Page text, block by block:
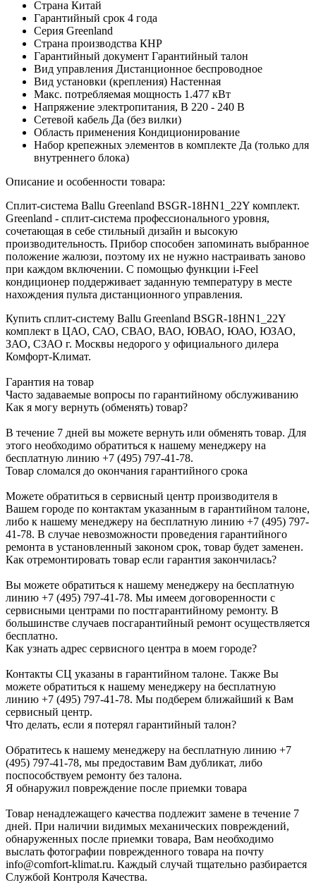
Страна Китай
Гарантийный срок 4 года
Серия Greenland
Страна производства КНР
Гарантийный документ Гарантийный талон
Вид управления Дистанционное беспроводное
Вид установки (крепления) Настенная
Макс. потребляемая мощность 1.477 кВт
Напряжение электропитания, В 220 - 240 В
Сетевой кабель Да (без вилки)
Область применения Кондиционирование
Набор крепежных элементов в комплекте Да (только для
внутреннего блока)
Описание и особенности товара:
Сплит-система Ballu Greenland BSGR-18HN1_22Y комплект.
Greenland - сплит-система профессионального уровня,
сочетающая в себе стильный дизайн и высокую
производительность. Прибор способен запоминать выбранное
положение жалюзи, поэтому их не нужно настраивать заново
при каждом включении. С помощью функции i-Feel
кондиционер поддерживает заданную температуру в месте
нахождения пульта дистанционного управления.
Купить сплит-систему Ballu Greenland BSGR-18HN1_22Y
комплект в ЦАО, САО, СВАО, ВАО, ЮВАО, ЮАО, ЮЗАО,
ЗАО, СЗАО г. Москвы недорого у официального дилера
Комфорт-Климат.
Гарантия на товар
Часто задаваемые вопросы по гарантийному обслуживанию
Как я могу вернуть (обменять) товар?
В течение 7 дней вы можете вернуть или обменять товар. Для
этого необходимо обратиться к нашему менеджеру на
бесплатную линию +7 (495) 797-41-78.
Товар сломался до окончания гарантийного срока
Можете обратиться в сервисный центр производителя в
Вашем городе по контактам указанным в гарантийном талоне,
либо к нашему менеджеру на бесплатную линию +7 (495) 797-
41-78. В случае невозможности проведения гарантийного
ремонта в установленный законом срок, товар будет заменен.
Как отремонтировать товар если гарантия закончилась?
Вы можете обратиться к нашему менеджеру на бесплатную
линию +7 (495) 797-41-78. Мы имеем договоренности с
сервисными центрами по постгарантийному ремонту. В
большинстве случаев посгарантийный ремонт осуществляется
бесплатно.
Как узнать адрес сервисного центра в моем городе?
Контакты СЦ указаны в гарантийном талоне. Также Вы
можете обратиться к нашему менеджеру на бесплатную
линию +7 (495) 797-41-78. Мы подберем ближайший к Вам
сервисный центр.
Что делать, если я потерял гарантийный талон?
Обратитесь к нашему менеджеру на бесплатную линию +7
(495) 797-41-78, мы предоставим Вам дубликат, либо
поспособствуем ремонту без талона.
Я обнаружил повреждение после приемки товара
Товар ненадлежащего качества подлежит замене в течение 7
дней. При наличии видимых механических повреждений,
обнаруженных после приемки товара, Вам необходимо
выслать фотографии поврежденного товара на почту
info@comfort-klimat.ru. Каждый случай тщательно разбирается
Службой Контроля Качества.